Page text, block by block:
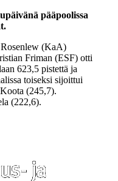
pääpoolissa
(KaA)
Friman (ESF) otti
623,5 pistettä ja
toiseksi sijoittui
(245,7).
(222,6).